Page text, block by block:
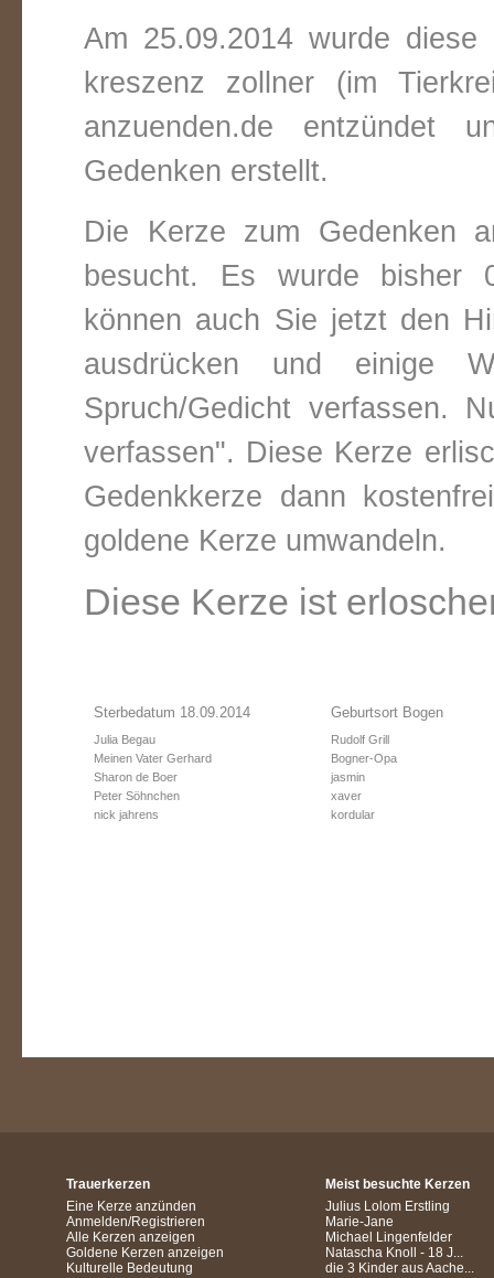
Am 25.09.2014 wurde
kreszenz zollner (im
anzuenden.de entzündet
Gedenken erstellt.
Die Kerze zum Gedenken
besucht. Es wurde bisher
können auch Sie jetzt den
ausdrücken und einige
Spruch/Gedicht verfassen.
verfassen". Diese Kerze
Gedenkkerze dann
goldene Kerze umwandeln.
Diese Kerze ist
Sterbedatum 18.09.2014
Julia Begau
Meinen Vater Gerhard
Sharon de Boer
Peter Söhnchen
nick jahrens
Geburtsort Bogen
Rudolf Grill
Bogner-Opa
jasmin
xaver
kordular
Trauerkerzen
Eine Kerze anzünden
Anmelden/Registrieren
Alle Kerzen anzeigen
Goldene Kerzen anzeigen
Kulturelle Bedeutung
Meist besuchte Kerzen
Julius Lolom Erstling
Marie-Jane
Michael Lingenfelder
Natascha Knoll - 18 J...
die 3 Kinder aus Aache...